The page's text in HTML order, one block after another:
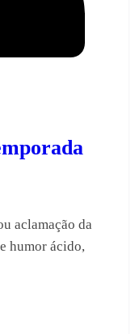
aclamação da
humor ácido,